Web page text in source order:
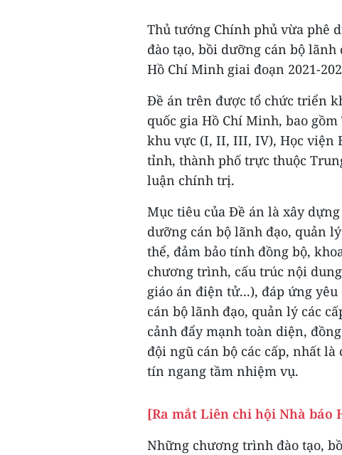
Thủ tướng Chính phủ vừa phê
đào tạo, bồi dưỡng cán bộ
Hồ Chí Minh giai đoạn 2021-
Đề án trên được tổ chức triển
quốc gia Hồ Chí Minh, bao
khu vực (I, II, III, IV), Học viện
tỉnh, thành phố trực thuộc
luận chính trị.
Mục tiêu của Đề án là xây
dưỡng cán bộ lãnh đạo, quản
thể, đảm bảo tính đồng bộ,
chương trình, cấu trúc nội
giáo án điện tử...), đáp ứng
cán bộ lãnh đạo, quản lý các
cảnh đẩy mạnh toàn diện,
đội ngũ cán bộ các cấp, nhất
tín ngang tầm nhiệm vụ.
[Ra mắt Liên chi hội Nhà báo
Những chương trình đào tạo,